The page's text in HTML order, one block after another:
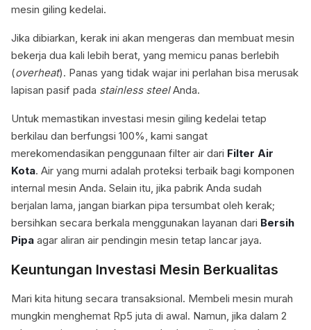
mesin giling kedelai.
Jika dibiarkan, kerak ini akan mengeras dan membuat mesin
bekerja dua kali lebih berat, yang memicu panas berlebih
(overheat). Panas yang tidak wajar ini perlahan bisa merusak
lapisan pasif pada stainless steelAnda.
Untuk memastikan investasi mesin giling kedelai tetap
berkilau dan berfungsi 100%, kami sangat
merekomendasikan penggunaan filter air dari Filter Air
Kota. Air yang murni adalah proteksi terbaik bagi komponen
internal mesin Anda. Selain itu, jika pabrik Anda sudah
berjalan lama, jangan biarkan pipa tersumbat oleh kerak;
bersihkan secara berkala menggunakan layanan dari Bersih
Pipa agar aliran air pendingin mesin tetap lancar jaya.
Keuntungan Investasi Mesin Berkualitas
Mari kita hitung secara transaksional. Membeli mesin murah
mungkin menghemat Rp5 juta di awal. Namun, jika dalam 2